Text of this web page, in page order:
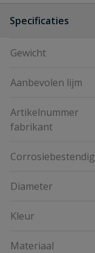
Specificaties
Gewicht
Aanbevolen lijm
Artikelnummer
fabrikant
Corrosiebestendig
Diameter
Kleur
Materiaal